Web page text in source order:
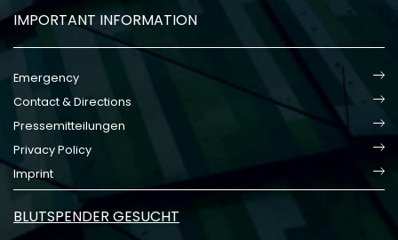
IMPORTANT INFORMATION
Emergency
Contact & Directions
Pressemitteilungen
Privacy Policy
Imprint
BLUTSPENDER GESUCHT